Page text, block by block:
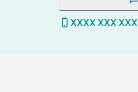
XXXX XXX XXX